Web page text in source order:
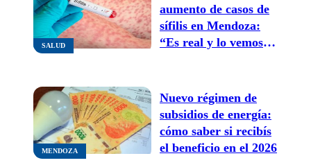
SALUD
aumento de casos de
sífilis en Mendoza:
“Es real y lo vemos
MENDOZA
Nuevo régimen de
subsidios de energía:
cómo saber si recibís
el beneficio en el 2026